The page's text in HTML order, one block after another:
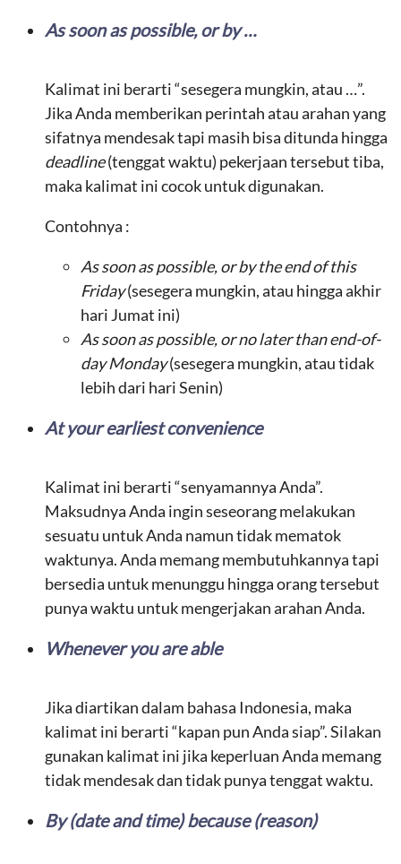
As soon as possible, or by …
Kalimat ini berarti “sesegera mungkin, atau …”.
Jika Anda memberikan perintah atau arahan yang
sifatnya mendesak tapi masih bisa ditunda hingga
deadline(tenggat waktu) pekerjaan tersebut tiba,
maka kalimat ini cocok untuk digunakan.
Contohnya :
As soon as possible, or by the end of this
Friday(sesegera mungkin, atau hingga akhir
hari Jumat ini)
As soon as possible, or no later than end-of-
day Monday(sesegera mungkin, atau tidak
lebih dari hari Senin)
At your earliest convenience
Kalimat ini berarti “senyamannya Anda”.
Maksudnya Anda ingin seseorang melakukan
sesuatu untuk Anda namun tidak mematok
waktunya. Anda memang membutuhkannya tapi
bersedia untuk menunggu hingga orang tersebut
punya waktu untuk mengerjakan arahan Anda.
Whenever you are able
Jika diartikan dalam bahasa Indonesia, maka
kalimat ini berarti “kapan pun Anda siap”. Silakan
gunakan kalimat ini jika keperluan Anda memang
tidak mendesak dan tidak punya tenggat waktu.
By (date and time) because (reason)